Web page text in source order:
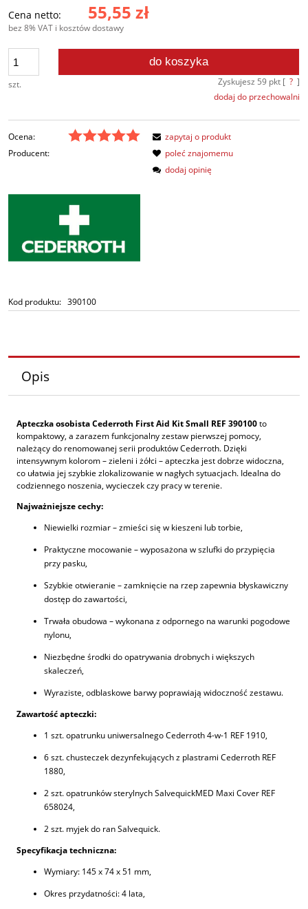
Cena netto: 55,55 zł
bez 8% VAT i kosztów dostawy
szt.
do koszyka
Zyskujesz 59pkt [ ? ]
dodaj do przechowalni
Ocena:
Producent:
Kod produktu: 390100
zapytaj o produkt
poleć znajomemu
dodaj opinię
Opis
Apteczka osobista Cederroth First Aid Kit Small REF 390100to
kompaktowy, a zarazem funkcjonalny zestaw pierwszej pomocy,
należący do renomowanej serii produktów Cederroth. Dzięki
intensywnym kolorom – zieleni i żółci – apteczka jest dobrze widoczna,
co ułatwia jej szybkie zlokalizowanie w nagłych sytuacjach. Idealna do
codziennego noszenia, wycieczek czy pracy w terenie.
Najważniejsze cechy:
Niewielki rozmiar – zmieści się w kieszeni lub torbie,
Praktyczne mocowanie – wyposażona w szlufki do przypięcia
przy pasku,
Szybkie otwieranie – zamknięcie na rzep zapewnia błyskawiczny
dostęp do zawartości,
Trwała obudowa – wykonana z odpornego na warunki pogodowe
nylonu,
Niezbędne środki do opatrywania drobnych i większych
skaleczeń,
Wyraziste, odblaskowe barwy poprawiają widoczność zestawu.
Zawartość apteczki:
1 szt. opatrunku uniwersalnego Cederroth 4-w-1 REF 1910,
6 szt. chusteczek dezynfekujących z plastrami Cederroth REF
1880,
2 szt. opatrunków sterylnych SalvequickMED Maxi Cover REF
658024,
2 szt. myjek do ran Salvequick.
Specyfikacja techniczna:
Wymiary: 145 x 74 x 51 mm,
Okres przydatności: 4 lata,